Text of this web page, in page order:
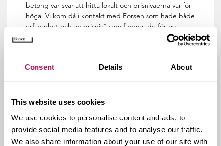
Consent Details About
This website uses cookies
We use cookies to personalise content and ads, to
provide social media features and to analyse our traffic.
We also share information about your use of our site with
betong var svår att hitta lokalt och prisnivåerna var för
höga. Vi kom då i kontakt med Forsen som hade både
erfarenhet och en prisnivå som fungerade för oss,
säger Stefan Widenbring, projektledare på Lillskär.
markförutsättningar och god framkomlighet. Den tuffa
höll tidplanen i stort. I januari 2019 flyttade
felanmälningarna har varit få.
– Den 14 mars är alla tre husen klara och resultatet är
jättefint, inte minst de fem takterrasserna. Det har
varit ett kul projekt vi har haft ett bra samarbete med